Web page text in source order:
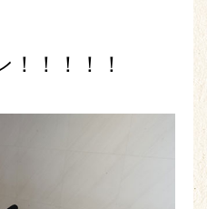
！！！！